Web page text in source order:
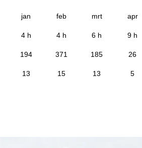
jan feb mrt apr
4 h 4 h 6 h 9 h
194 371 185 26
13 15 13 5